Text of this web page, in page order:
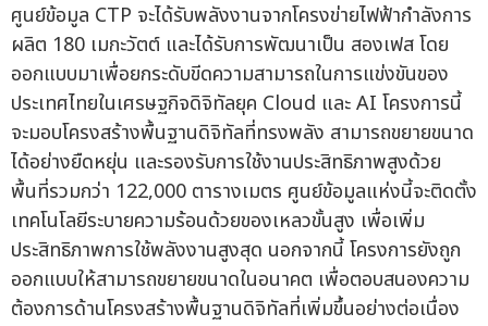
ศูนย์ข้อมูล CTP จะได้รับพลังงานจากโครงข่ายไฟฟ้ากำลังการ
ผลิต 180 เมกะวัตต์ และได้รับการพัฒนาเป็น สองเฟส โดย
ออกแบบมาเพื่อยกระดับขีดความสามารถในการแข่งขันของ
ประเทศไทยในเศรษฐกิจดิจิทัลยุค Cloud และ AI โครงการนี้
จะมอบโครงสร้างพื้นฐานดิจิทัลที่ทรงพลัง สามารถขยายขนาด
ได้อย่างยืดหยุ่น และรองรับการใช้งานประสิทธิภาพสูงด้วย
พื้นที่รวมกว่า 122,000 ตารางเมตร ศูนย์ข้อมูลแห่งนี้จะติดตั้ง
เทคโนโลยีระบายความร้อนด้วยของเหลวขั้นสูง เพื่อเพิ่ม
ประสิทธิภาพการใช้พลังงานสูงสุด นอกจากนี้ โครงการยังถูก
ออกแบบให้สามารถขยายขนาดในอนาคต เพื่อตอบสนองความ
ต้องการด้านโครงสร้างพื้นฐานดิจิทัลที่เพิ่มขึ้นอย่างต่อเนื่อง